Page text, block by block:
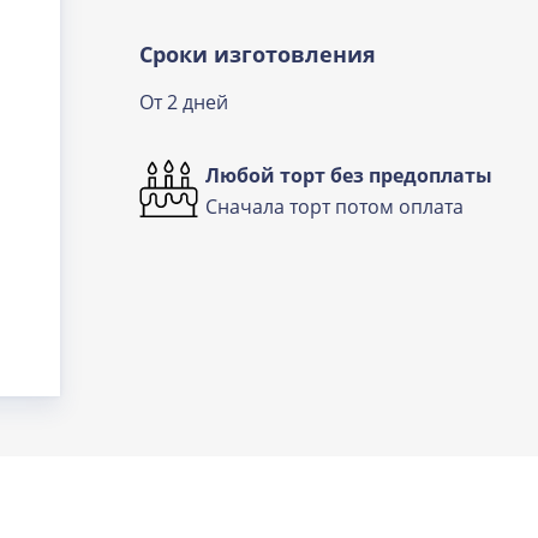
Сроки изготовления
От 2 дней
Любой торт без предоплаты
Сначала торт потом оплата